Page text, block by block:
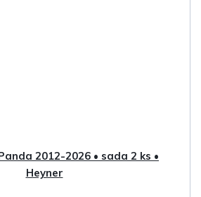
2012-2026 • sada 2 ks •
Heyner